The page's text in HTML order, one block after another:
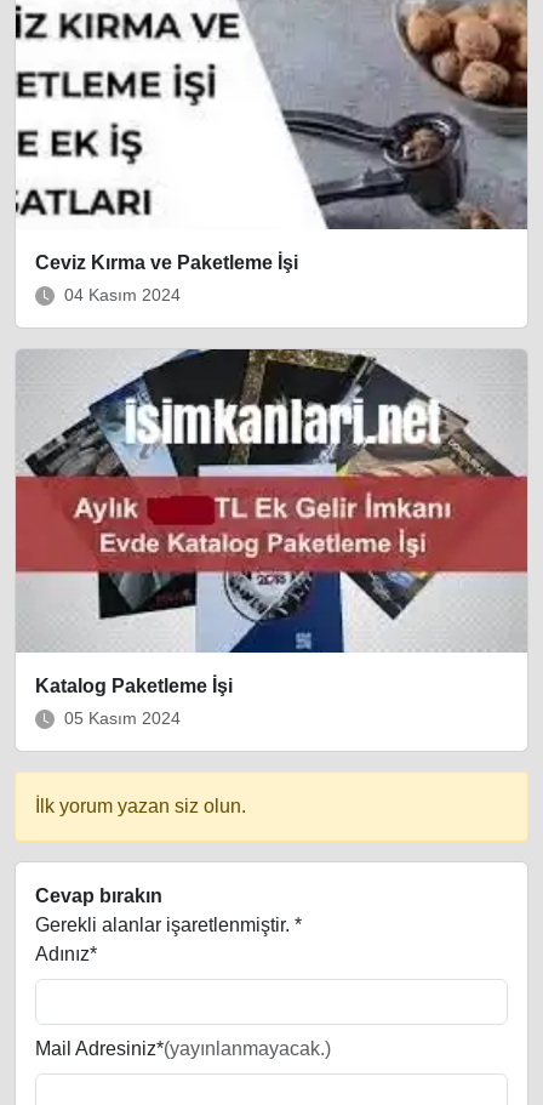
Ceviz Kırma ve Paketleme İşi
04 Kasım 2024
Katalog Paketleme İşi
05 Kasım 2024
İlk yorum yazan siz olun.
Cevap bırakın
Gerekli alanlar işaretlenmiştir. *
Adınız*
Mail Adresiniz*(yayınlanmayacak.)